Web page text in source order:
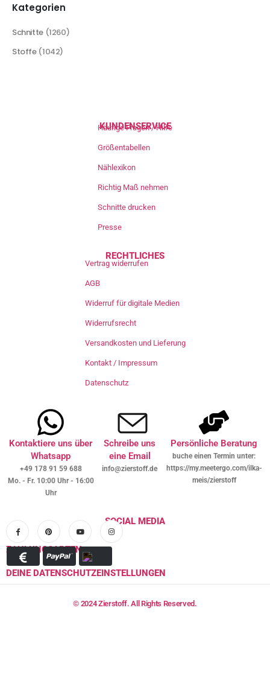
Kategorien
Schnitte (1260)
Stoffe (1042)
KUNDENSERVICE
Häufige Fragen / Hilfe
Größentabellen
Nählexikon
Richtig Maß nehmen
Schnitte drucken
Presse
RECHTLICHES
Vertrag widerrufen
AGB
Widerruf für digitale Medien
Widerrufsrecht
Versandkosten und Lieferung
Kontakt / Impressum
Datenschutz
Kontaktiere uns über
Whatsapp
+49 178 91 59 688
Mo. - Fr. 10:00 Uhr - 16:00
Uhr
Schreibe uns
eine Email
info@zierstoff.de
Persönliche Beratung
buche einen Termin unter:
https://my.meetergo.com/ilka-
meis/zierstoff
SOCIAL MEDIA
ZAHLUNGSARTEN
DEINE DATENSCHUTZEINSTELLUNGEN
© 2024 Zierstoff. All Rights Reserved.